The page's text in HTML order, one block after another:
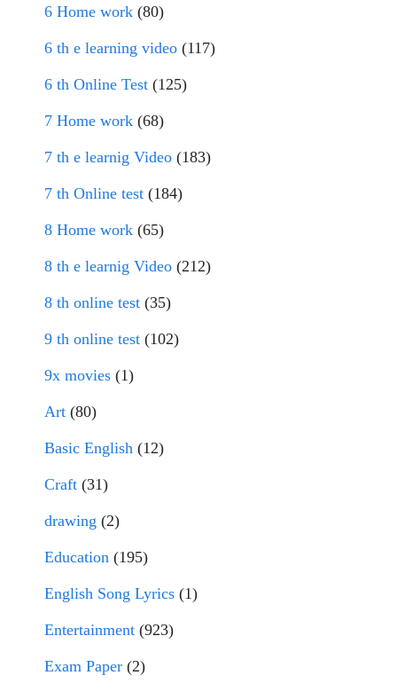
6 Home work (80)
6 th e learning video (117)
6 th Online Test (125)
7 Home work (68)
7 th e learnig Video (183)
7 th Online test (184)
8 Home work (65)
8 th e learnig Video (212)
8 th online test (35)
9 th online test (102)
9x movies (1)
Art (80)
Basic English (12)
Craft (31)
drawing (2)
Education (195)
English Song Lyrics (1)
Entertainment (923)
Exam Paper (2)